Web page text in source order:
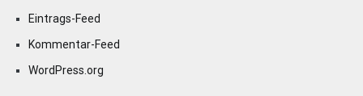
Eintrags-Feed
Kommentar-Feed
WordPress.org